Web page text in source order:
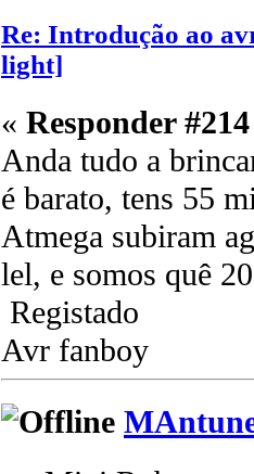
Re: Introdução ao
light]
« Responder
Anda tudo a
é barato, tens 55
Atmega subiram
lel, e somos quê
Registado
Avr fanboy